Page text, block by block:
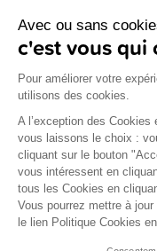
Minea Bébé (Senso Pur)
40, Rue Antoine
38090 Vaulx-Milieu
A PROPOS DE NOUS
Groupe Senso Pur
Mentions légales
Politique de données
CGV
Nos labels
PAIEMENT SÉCURISÉ
Avec ou sans
c'est vous qui
Pour améliorer votre
utilisons des cookies.
A l’exception des
vous laissons le choix :
cliquant sur le bouton
vous intéressent en
tous les Cookies en
Vous pourrez mettre à
le lien Politique Cookies